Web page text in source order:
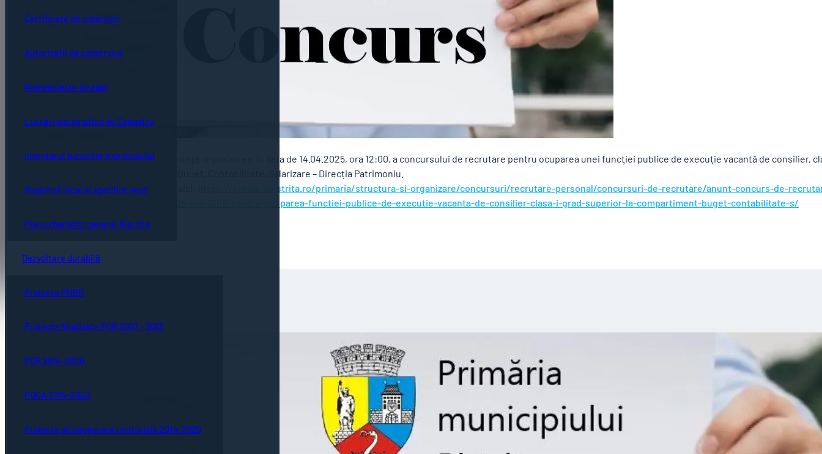
Certificate de urbanism
Autorizații de construire
Nomenclator stradal
Lucrări sistematice de Cadastru
Inventarul bunurilor municipiului
Registrul local al spațiilor verzi
Plan urbanistic general Bistrița
Dezvoltare durabilă
Proiecte PNRR
Proiecte finalizate POR 2007 - 2013
POR 2014-2020
POCA 2014-2020
Proiecte de cooperare teritorială 2014-2020
Primăria municipiului Bistrița anunţă organizarea, în data de 14.04.2025, ora 12:00, a concursului de recrutare pentru ocuparea unei funcţiei publice de execuție vacantă de consilier,
grad superior la Compartiment Buget, Contabilitate, Salarizare – Direcția Patrimoniu.
Detalii suplimentare puteți afla aici:
https://primariabistrita.ro/primaria/structura-si-organizare/concursuri/recrutare-personal/concursuri-de-recrutare/anunt-concurs-de-
organizat-in-data-de-14-04-2025-ora-1200-pentru-ocuparea-functiei-publice-de-executie-vacanta-de-consilier-clasa-i-grad-superior-la-compartiment-buget-contabilitate-s/